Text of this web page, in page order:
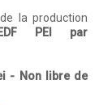
la production
PEI par
- Non libre de